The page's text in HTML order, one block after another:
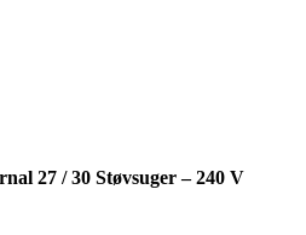
27 / 30 Støvsuger – 240 V